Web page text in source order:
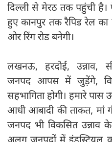
दिल्ली से मेरठ तक पहुंची
हुए कानपुर तक रैपिड रेल का
ओर रिंग रोड बनेगी।
लखनऊ, हरदोई, उन्नाव,
जनपद आपस में जुड़ेंगे,
सहभागिता होगी। हमारे पास
आधी आबादी की ताकत, मां
जनपद भी विकसित उन्नाव